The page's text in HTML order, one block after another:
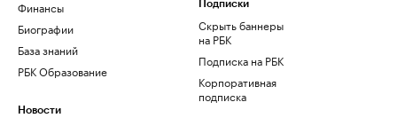
Финансы
Биографии
База знаний
РБК Образование
Новости
Подписки
Скрыть баннеры
на РБК
Подписка на РБК
Корпоративная
подписка